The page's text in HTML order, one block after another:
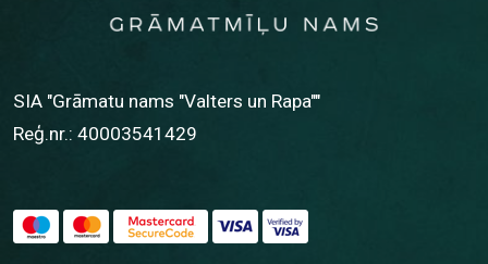
SIA "Grāmatu nams "Valters un Rapa""
Reģ.nr.: 40003541429